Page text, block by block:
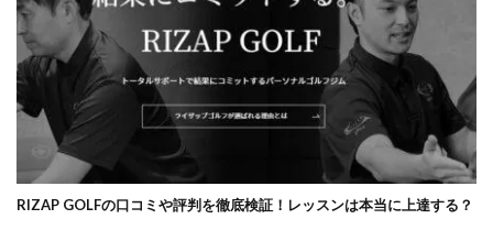
RIZAP GOLFの口コミや評判を徹底検証！レッスンは本当に上達する？